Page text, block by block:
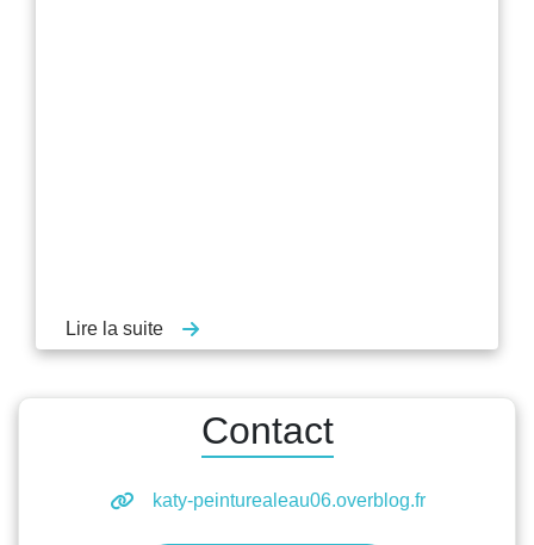
Lire la suite
Contact
katy-peinturealeau06.overblog.fr